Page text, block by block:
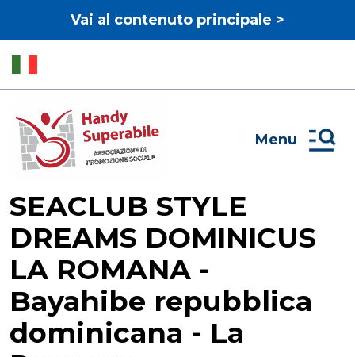
Vai al contenuto principale >
Menu
SEACLUB STYLE
DREAMS DOMINICUS
LA ROMANA -
Bayahibe repubblica
dominicana - La